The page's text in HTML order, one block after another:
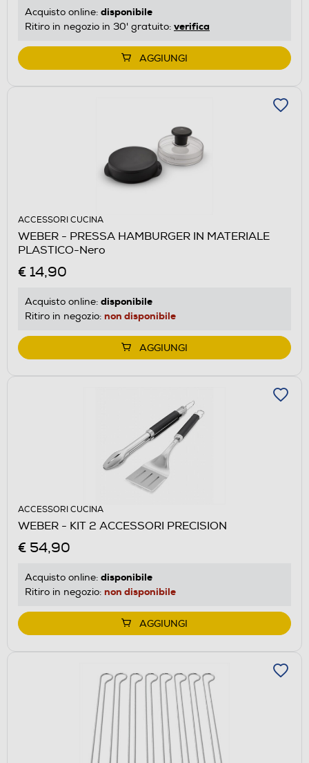
Acquisto online: disponibile
Ritiro in negozio in 30' gratuito: verifica
AGGIUNGI
ACCESSORI CUCINA
WEBER - PRESSA HAMBURGER IN MATERIALE
PLASTICO-Nero
€ 14,90
Acquisto online: disponibile
Ritiro in negozio: non disponibile
AGGIUNGI
ACCESSORI CUCINA
WEBER - KIT 2 ACCESSORI PRECISION
€ 54,90
Acquisto online: disponibile
Ritiro in negozio: non disponibile
AGGIUNGI